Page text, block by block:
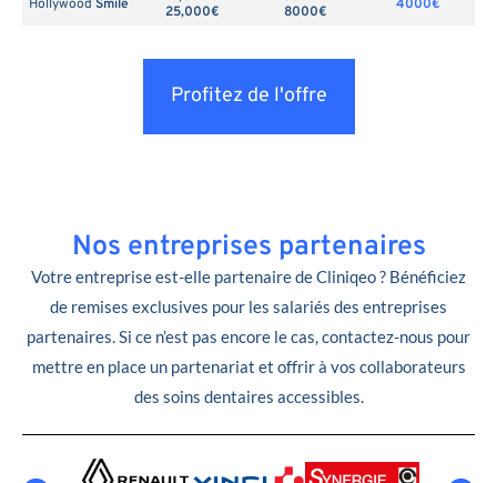
Hollywood Smile
25,000€
8000€
4000€
Profitez de l'offre
Nos entreprises partenaires
Votre entreprise est-elle partenaire de Cliniqeo ? Bénéficiez
de remises exclusives pour les salariés des entreprises
partenaires. Si ce n’est pas encore le cas, contactez-nous pour
mettre en place un partenariat et offrir à vos collaborateurs
des soins dentaires accessibles.